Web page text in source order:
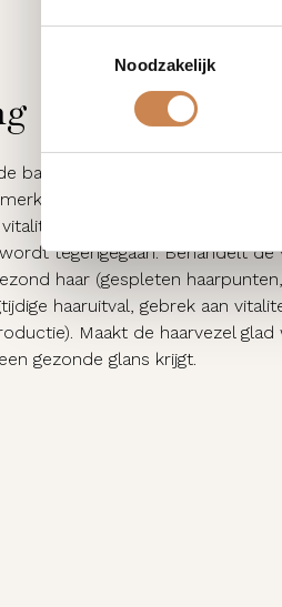
Noodzakelijk
balsem speciaal ontwikkeld
resultaat na slechts
hydratatie, voeding en
tegengegaan. Behandelt
haar (gespleten
haaruitval, gebrek aan
Maakt de haarvezel
gezonde glans krijgt.